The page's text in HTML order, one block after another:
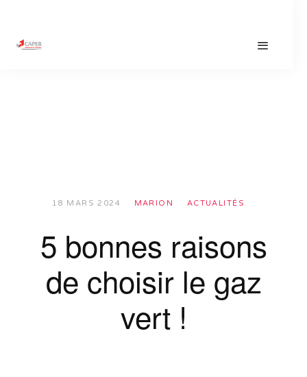
18 MARS 2024 MARION ACTUALITÉS
5 bonnes raisons
de choisir le gaz
vert !